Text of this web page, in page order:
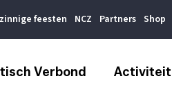
feesten NCZ Partners Shop
Verbond